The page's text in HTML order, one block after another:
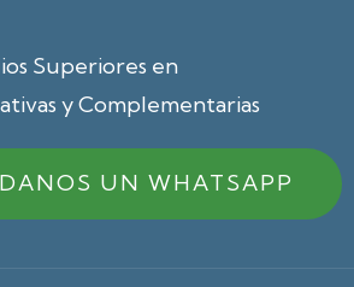
Superiores en
y Complementarias
UN WHATSAPP